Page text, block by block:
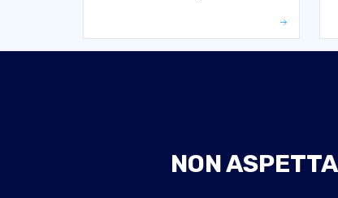
NON